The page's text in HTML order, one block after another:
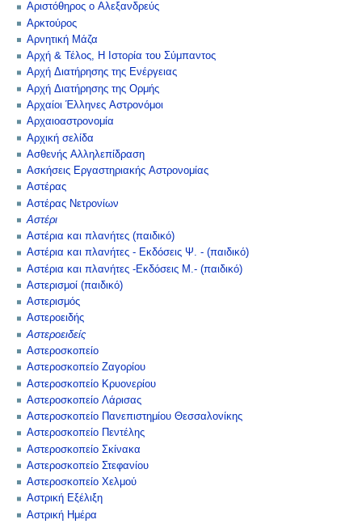
Αριστόθηρος ο Αλεξανδρεύς
Αρκτούρος
Αρνητική Μάζα
Αρχή & Τέλος, Η Ιστορία του Σύμπαντος
Αρχή Διατήρησης της Ενέργειας
Αρχή Διατήρησης της Ορμής
Αρχαίοι Έλληνες Αστρονόμοι
Αρχαιοαστρονομία
Αρχική σελίδα
Ασθενής Αλληλεπίδραση
Ασκήσεις Εργαστηριακής Αστρονομίας
Αστέρας
Αστέρας Νετρονίων
Αστέρι
Αστέρια και πλανήτες (παιδικό)
Αστέρια και πλανήτες - Εκδόσεις Ψ. - (παιδικό)
Αστέρια και πλανήτες -Εκδόσεις Μ.- (παιδικό)
Αστερισμοί (παιδικό)
Αστερισμός
Αστεροειδής
Αστεροειδείς
Αστεροσκοπείο
Αστεροσκοπείο Ζαγορίου
Αστεροσκοπείο Κρυονερίου
Αστεροσκοπείο Λάρισας
Αστεροσκοπείο Πανεπιστημίου Θεσσαλονίκης
Αστεροσκοπείο Πεντέλης
Αστεροσκοπείο Σκίνακα
Αστεροσκοπείο Στεφανίου
Αστεροσκοπείο Χελμού
Αστρική Εξέλιξη
Αστρική Ημέρα